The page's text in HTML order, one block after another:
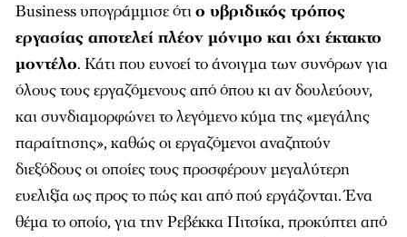
Business υπογράμμισε ότιο υβριδικός τρόπος
εργασίας αποτελεί πλέον μόνιμο και όχι έκτακτο
μοντέλο. Κάτι που ευνοεί το άνοιγμα των συνόρων για
όλους τους εργαζόμενους από όπου κι αν δουλεύουν,
και συνδιαμορφώνει το λεγόμενο κύμα της «μεγάλης
παραίτησης», καθώς οι εργαζόμενοι αναζητούν
διεξόδους οι οποίες τους προσφέρουν μεγαλύτερη
ευελιξία ως προς το πώς και από πού εργάζονται. Ένα
θέμα το οποίο, για την Ρεβέκκα Πιτσίκα, προκύπτει από